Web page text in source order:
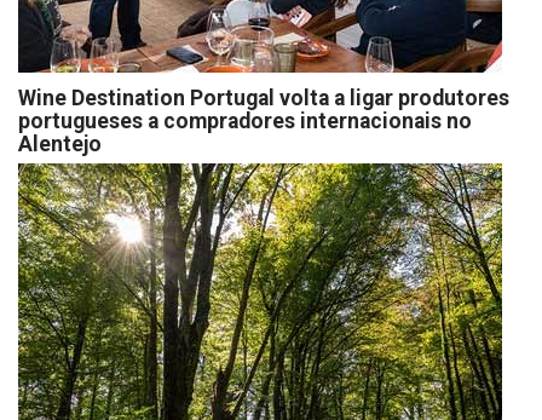
Wine Destination Portugal volta a ligar produtores
portugueses a compradores internacionais no
Alentejo